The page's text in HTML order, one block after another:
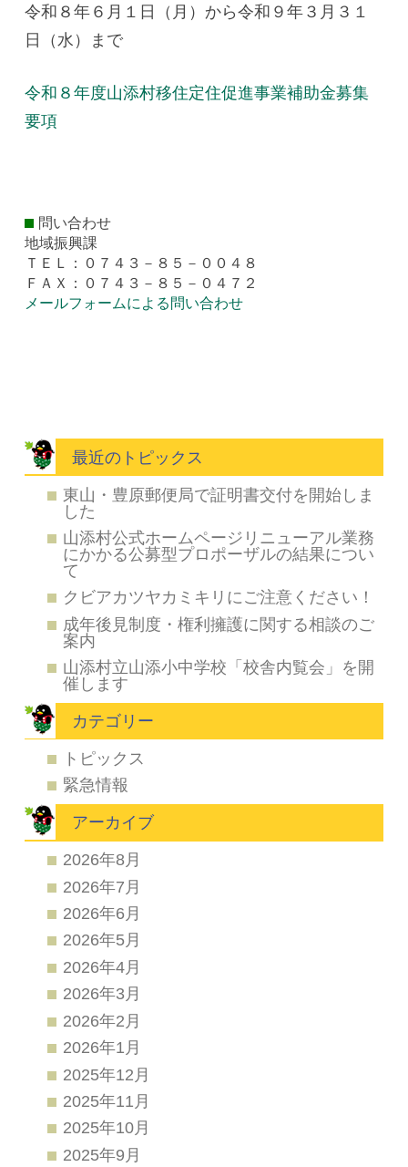
令和８年６月１日（月）から令和９年３月３１
日（水）まで
令和８年度山添村移住定住促進事業補助金募集
要項
問い合わせ
地域振興課
ＴＥＬ：０７４３－８５－００４８
ＦＡＸ：０７４３－８５－０４７２
メールフォームによる問い合わせ
最近のトピックス
東山・豊原郵便局で証明書交付を開始しま
した
山添村公式ホームページリニューアル業務
にかかる公募型プロポーザルの結果につい
て
クビアカツヤカミキリにご注意ください！
成年後見制度・権利擁護に関する相談のご
案内
山添村立山添小中学校「校舎内覧会」を開
催します
カテゴリー
トピックス
緊急情報
アーカイブ
2026年8月
2026年7月
2026年6月
2026年5月
2026年4月
2026年3月
2026年2月
2026年1月
2025年12月
2025年11月
2025年10月
2025年9月